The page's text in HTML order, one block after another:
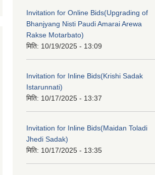
Invitation for Online Bids(Upgrading of
Bhanjyang Nisti Paudi Amarai Arewa
Rakse Motarbato)
मिति: 10/19/2025 - 13:09
Invitation for Inline Bids(Krishi Sadak
Istarunnati)
मिति: 10/17/2025 - 13:37
Invitation for Inline Bids(Maidan Toladi
Jhedi Sadak)
मिति: 10/17/2025 - 13:35